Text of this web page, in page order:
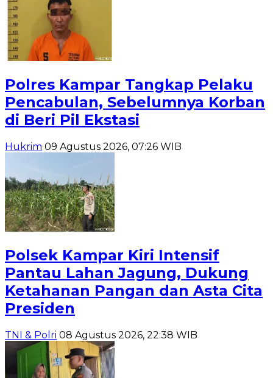
Polres Kampar Tangkap Pelaku
Pencabulan, Sebelumnya Korban
di Beri Pil Ekstasi
Hukrim 09 Agustus 2026, 07:26 WIB
Polsek Kampar Kiri Intensif
Pantau Lahan Jagung, Dukung
Ketahanan Pangan dan Asta Cita
Presiden
TNI & Polri 08 Agustus 2026, 22:38 WIB